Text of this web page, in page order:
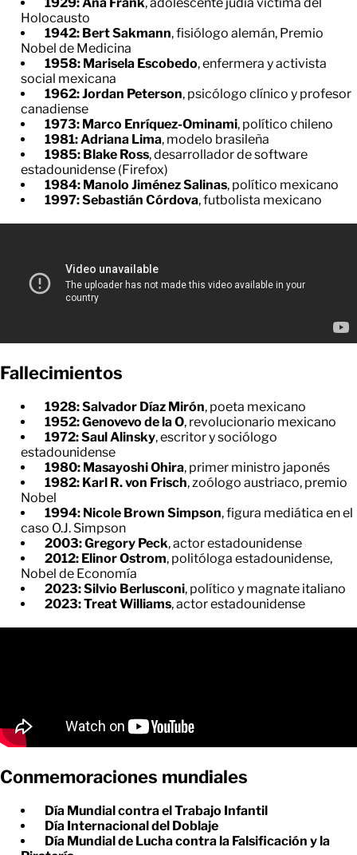
Holocausto
1942: Bert Sakmann, fisiólogo alemán, Premio
Nobel de Medicina
1958: Marisela Escobedo, enfermera y activista
social mexicana
1962: Jordan Peterson, psicólogo clínico y profesor
canadiense
1973: Marco Enríquez-Ominami, político chileno
1981: Adriana Lima, modelo brasileña
1985: Blake Ross, desarrollador de software
estadounidense (Firefox)
1984: Manolo Jiménez Salinas, político mexicano
1997: Sebastián Córdova, futbolista mexicano
Fallecimientos
1928: Salvador Díaz Mirón, poeta mexicano
1952: Genovevo de la O, revolucionario mexicano
1972: Saul Alinsky, escritor y sociólogo
estadounidense
1980: Masayoshi Ohira, primer ministro japonés
1982: Karl R. von Frisch, zoólogo austriaco, premio
Nobel
1994: Nicole Brown Simpson, figura mediática en el
caso O.J. Simpson
2003: Gregory Peck, actor estadounidense
2012: Elinor Ostrom, politóloga estadounidense,
Nobel de Economía
2023: Silvio Berlusconi, político y magnate italiano
2023: Treat Williams, actor estadounidense
Conmemoraciones mundiales
Día Mundial contra el Trabajo Infantil
Día Internacional del Doblaje
Día Mundial de Lucha contra la Falsificación y la